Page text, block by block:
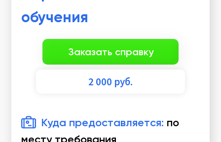
обучения
Заказать справку
2 000 руб.
Куда предоставляется: по